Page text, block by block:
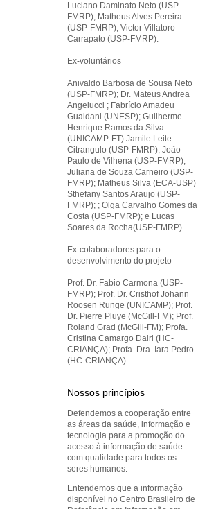
Luciano Daminato Neto (USP-
FMRP); Matheus Alves Pereira
(USP-FMRP); Victor Villatoro
Carrapato (USP-FMRP).
Ex-voluntários
Anivaldo Barbosa de Sousa Neto
(USP-FMRP); Dr. Mateus Andrea
Angelucci ; Fabrício Amadeu
Gualdani (UNESP); Guilherme
Henrique Ramos da Silva
(UNICAMP-FT) Jamile Leite
Citrangulo (USP-FMRP); João
Paulo de Vilhena (USP-FMRP);
Juliana de Souza Carneiro (USP-
FMRP); Matheus Silva (ECA-USP)
Sthefany Santos Araujo (USP-
FMRP); ; Olga Carvalho Gomes da
Costa (USP-FMRP); e Lucas
Soares da Rocha(USP-FMRP)
Ex-colaboradores para o
desenvolvimento do projeto
Prof. Dr. Fabio Carmona (USP-
FMRP); Prof. Dr. Cristhof Johann
Roosen Runge (UNICAMP); Prof.
Dr. Pierre Pluye (McGill-FM); Prof.
Roland Grad (McGill-FM); Profa.
Cristina Camargo Dalri (HC-
CRIANÇA); Profa. Dra. Iara Pedro
(HC-CRIANÇA).
Nossos princípios
Defendemos a cooperação entre
as áreas da saúde, informação e
tecnologia para a promoção do
acesso à informação de saúde
com qualidade para todos os
seres humanos.
Entendemos que a informação
disponível no Centro Brasileiro de